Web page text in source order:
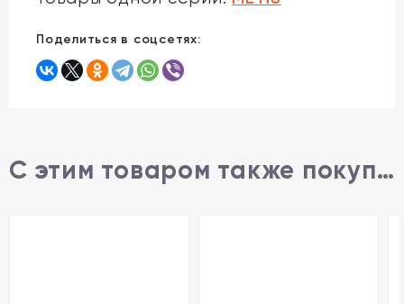
Поделиться в соцсетях:
С этим товаром также покупают